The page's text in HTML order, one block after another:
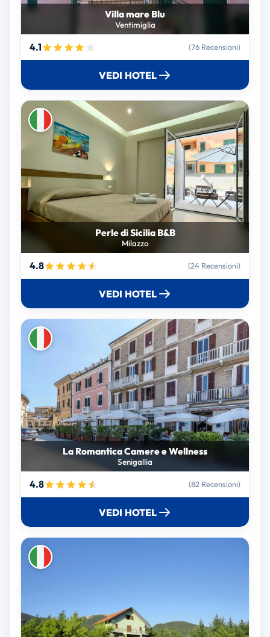
Villa mare Blu
Ventimiglia
4.1 (76 Recensioni)
VEDI HOTEL
Perle di Sicilia B&B
Milazzo
4.8 (24 Recensioni)
VEDI HOTEL
La Romantica Camere e Wellness
Senigallia
4.8 (82 Recensioni)
VEDI HOTEL